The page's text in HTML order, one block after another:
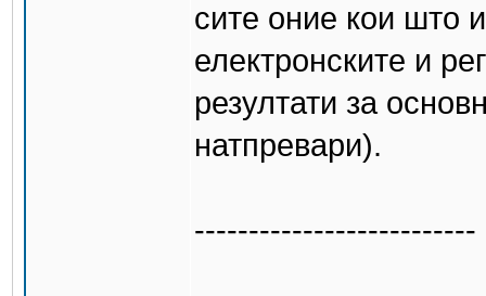
сите оние кои што
електронските и
резултати за
натпревари).
--------------------------